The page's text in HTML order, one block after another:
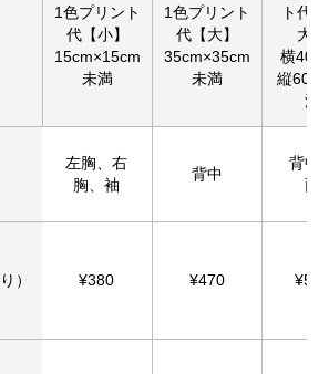
1色プリント
代【小】
15cm×15cm
未満
1色プリント
代【大】
35cm×35cm
未満
ト代
大】
横
縦
満
左胸、右
胸、袖
背中
背中
面
） ¥380 ¥470 ¥570